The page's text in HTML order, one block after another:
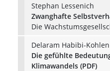
Stephan Lessenich
Zwanghafte
Die
Delaram Habibi-Kohlen
Die gefühlte
Klimawandels (PDF)